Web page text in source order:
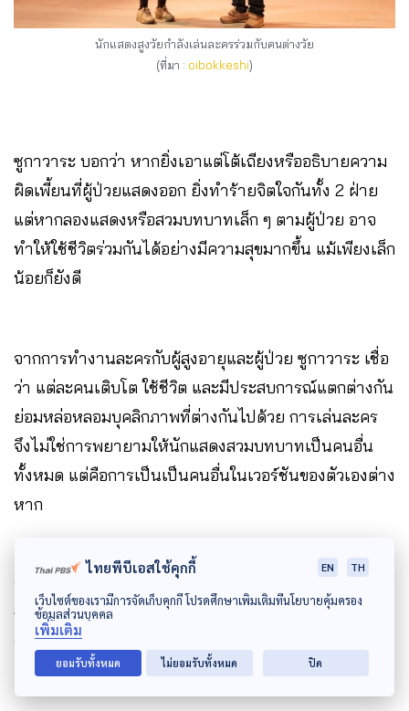
นักแสดงสูงวัยกำลังเล่นละครร่วมกับคนต่างวัย
(ที่มา : oibokkeshi)
ซูกาวาระ บอกว่า หากยิ่งเอาแต่โต้เถียงหรืออธิบายความ
ผิดเพี้ยนที่ผู้ป่วยแสดงออก ยิ่งทำร้ายจิตใจกันทั้ง 2 ฝ่าย
แต่หากลองแสดงหรือสวมบทบาทเล็ก ๆ ตามผู้ป่วย อาจ
ทำให้ใช้ชีวิตร่วมกันได้อย่างมีความสุขมากขึ้น แม้เพียงเล็ก
น้อยก็ยังดี
จากการทำงานละครกับผู้สูงอายุและผู้ป่วย ซูกาวาระ เชื่อ
ว่า แต่ละคนเติบโต ใช้ชีวิต และมีประสบการณ์แตกต่างกัน
ย่อมหล่อหลอมบุคลิกภาพที่ต่างกันไปด้วย การเล่นละคร
จึงไม่ใช่การพยายามให้นักแสดงสวมบทบาทเป็นคนอื่น
ทั้งหมด แต่คือการเป็นเป็นคนอื่นในเวอร์ชันของตัวเองต่าง
หาก
บทบาท และท่าทางการแสดง จึงควรปรับเปลี่ยนให้เหมาะ
กับผู้แสดงโดยเฉพาะในผู้สูงอายุและผู้ป่วยที่มีข้อจำกัด
ทางร่างกาย
ไทยพีบีเอสใช้คุกกี้ EN TH
เว็บไซต์ของเรามีการจัดเก็บคุกกี้ โปรดศึกษาเพิ่มเติมที่นโยบายคุ้มครอง
ข้อมูลส่วนบุคคล
เพิ่มเติม
ยอมรับทั้งหมด ไม่ยอมรับทั้งหมด ปิด